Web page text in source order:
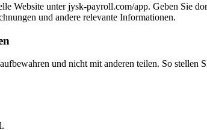
Website unter jysk-payroll.com/app. Geben Sie
und andere relevante Informationen.
und nicht mit anderen teilen. So